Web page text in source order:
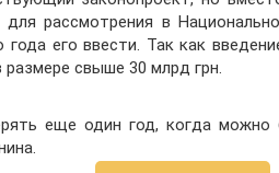
для рассмотрения в
его ввести. Так как
свыше 30 млрд грн.
еще один год, когда